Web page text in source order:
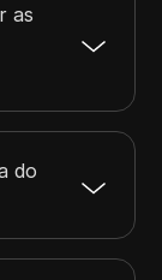
as
do